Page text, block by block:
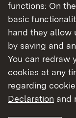
die
mit
functions: On
basic
hand they allow
by saving and
You can redraw
cookies at any
regarding
Declaration and